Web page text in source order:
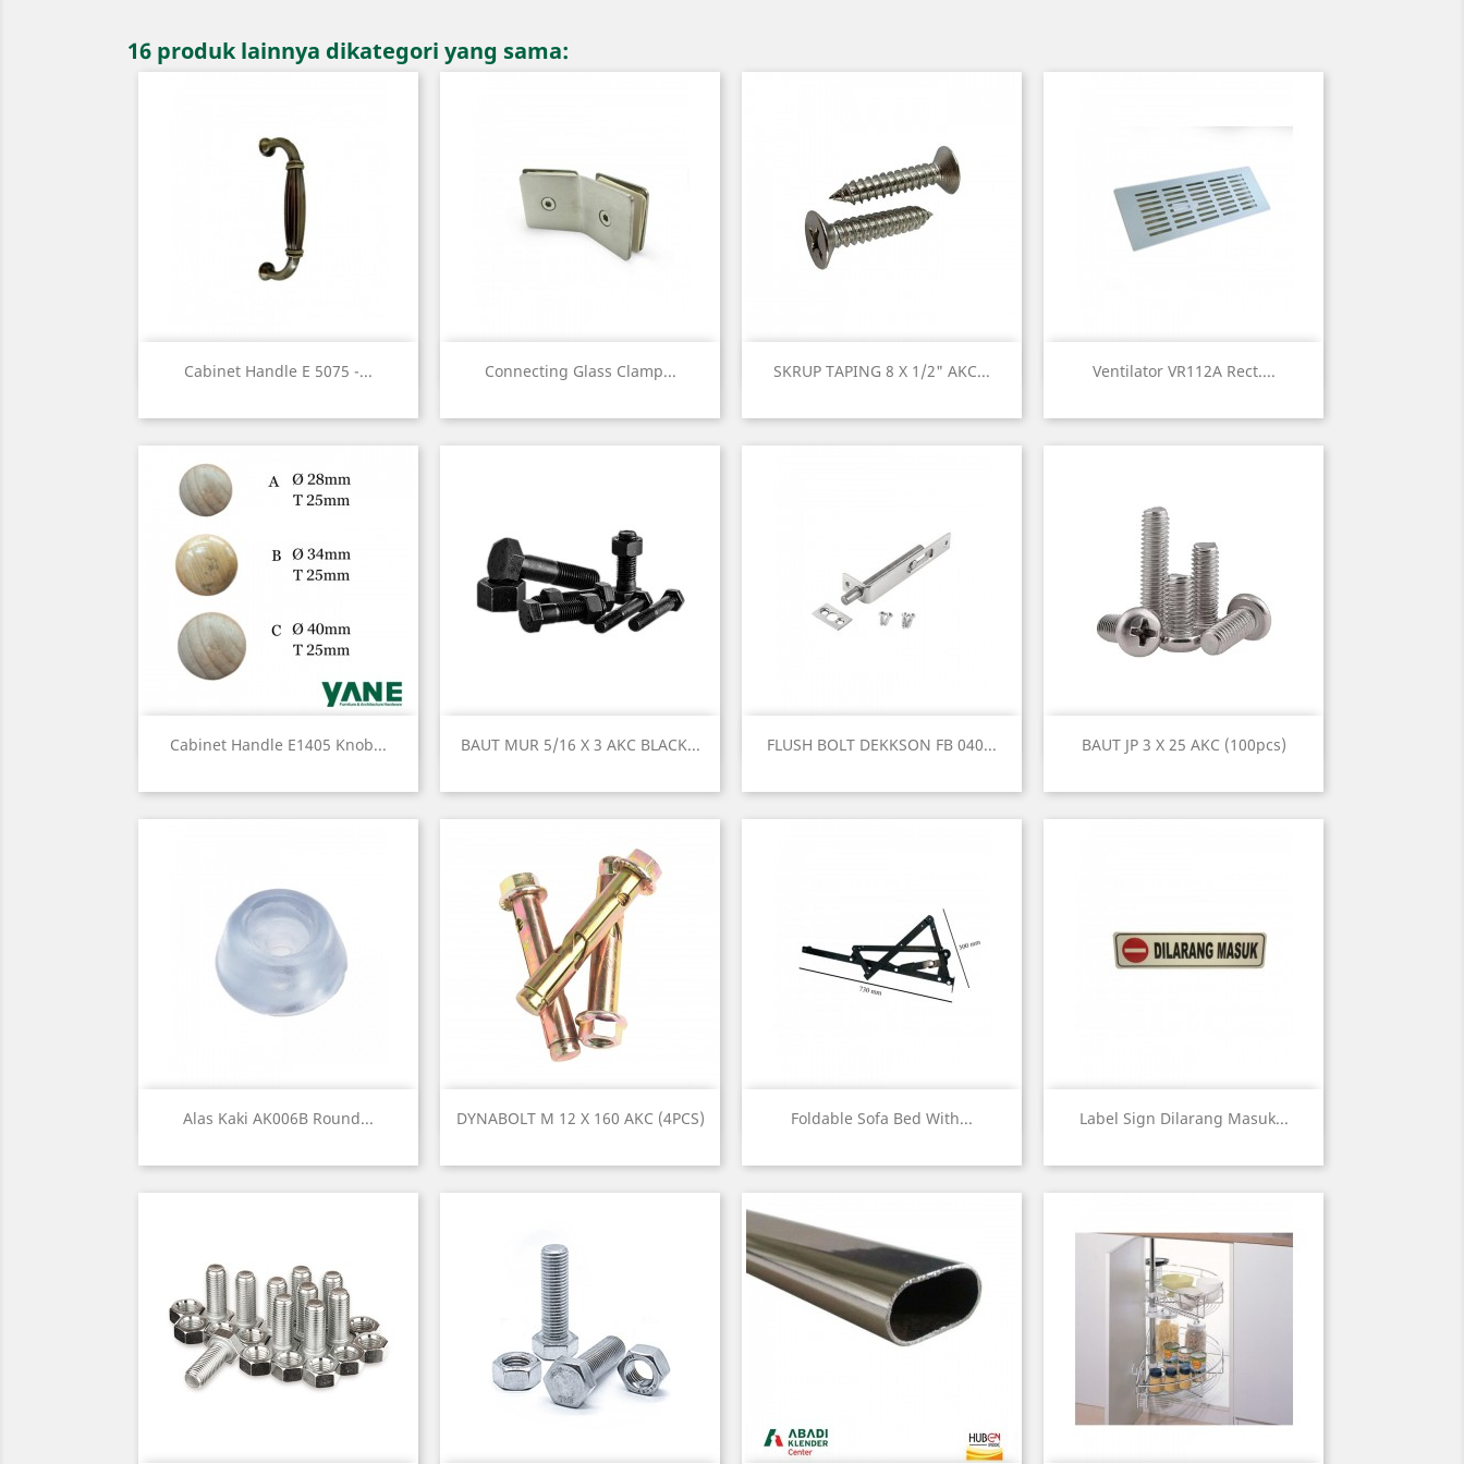
16 produk lainnya dikategori yang sama:
Cabinet Handle E 5075 -...
 Quick view Connecting Glass Clamp...
Quick view SKRUP TAPING 8 X 1/2" AKC...
Quick view Ventilator VR112A Rect....
Quick view
Cabinet Handle E1405 Knob...
Quick view BAUT MUR 5/16 X 3 AKC BLACK...
Quick view FLUSH BOLT DEKKSON FB 040...
Quick view BAUT JP 3 X 25 AKC (100pcs)
Quick view
Alas Kaki AK006B Round...
Quick view DYNABOLT M 12 X 160 AKC (4PCS)
Quick view Foldable Sofa Bed With...
Quick view Label Sign Dilarang Masuk...
Quick view